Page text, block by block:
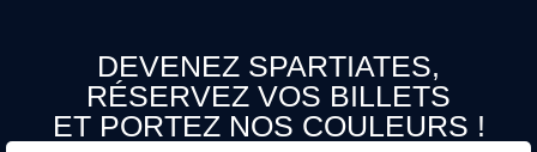
DEVENEZ SPARTIATES,
RÉSERVEZ VOS BILLETS
ET PORTEZ NOS COULEURS !